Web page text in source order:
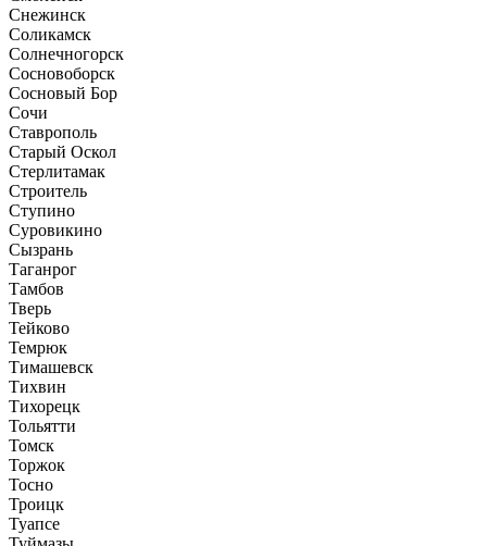
Снежинск
Соликамск
Солнечногорск
Сосновоборск
Сосновый Бор
Сочи
Ставрополь
Старый Оскол
Стерлитамак
Строитель
Ступино
Суровикино
Сызрань
Таганрог
Тамбов
Тверь
Тейково
Темрюк
Тимашевск
Тихвин
Тихорецк
Тольятти
Томск
Торжок
Тосно
Троицк
Туапсе